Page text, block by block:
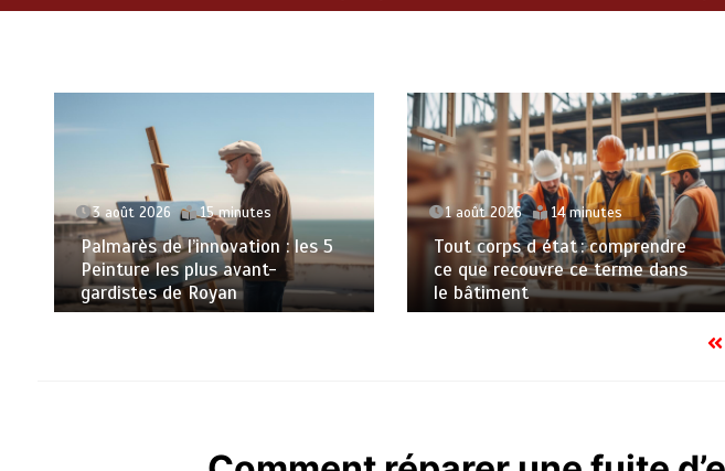
3 août 2026 15 minutes
Palmarès de l’innovation : les 5
Peinture les plus avant-
gardistes de Royan
1 août 2026 14 minutes
Tout corps d état : comprendre
ce que recouvre ce terme dans
le bâtiment